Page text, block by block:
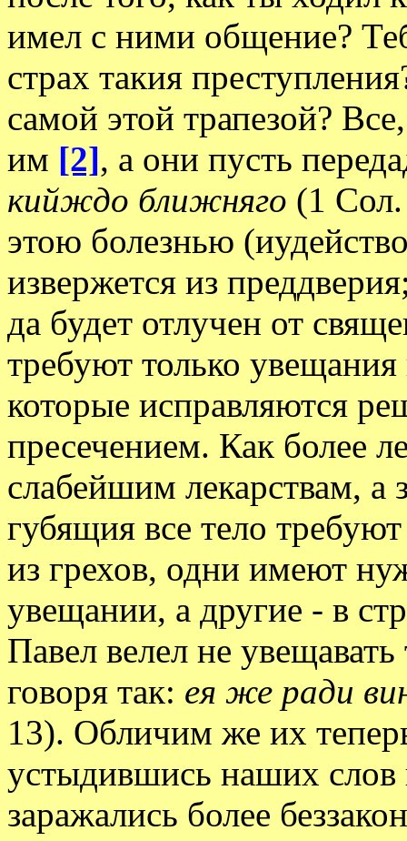
имел с ними общение?
страх такия
самой этой трапезой?
им [2], а они пусть
кийждо ближняго (1
этою болезнью
извержется из
да будет отлучен от
требуют только увещания
которые исправляются
пресечением. Как более
слабейшим лекарствам,
губящия все тело
из грехов, одни имеют
увещании, а другие - в
Павел велел не
говоря так: ея же ради
13). Обличим же их
устыдившись наших слов
заражались более